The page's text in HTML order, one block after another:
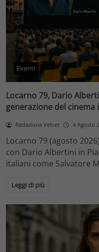
Eventi
Locarno 79, Dario
generazione del cinema
Redazione Velvet 4 Agosto
Locarno 79 (agosto
con Dario Albertini in
italiani come Salvatore
Leggi di più